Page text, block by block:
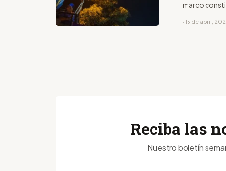
marco
· 15 de abril,
Reciba las
Nuestro boletín